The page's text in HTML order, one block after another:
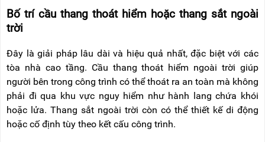
Bố trí cầu thang thoát hiểm hoặc thang sắt ngoài
trời
Đây là giải pháp lâu dài và hiệu quả nhất, đặc biệt với các
tòa nhà cao tầng. Cầu thang thoát hiểm ngoài trời giúp
người bên trong công trình có thể thoát ra an toàn mà không
phải đi qua khu vực nguy hiểm như hành lang chứa khói
hoặc lửa. Thang sắt ngoài trời còn có thể thiết kế di động
hoặc cố định tùy theo kết cấu công trình.